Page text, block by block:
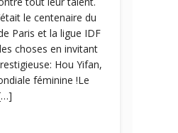
le centenaire du
Paris et la ligue IDF
choses en invitant
Hou Yifan,
féminine !Le